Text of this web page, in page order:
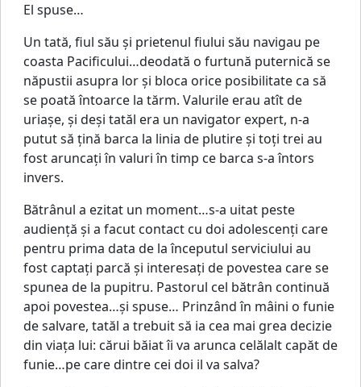
El spuse…
Un tată, fiul său şi prietenul fiului său navigau pe
coasta Pacificului…deodată o furtună puternică se
năpustii asupra lor şi bloca orice posibilitate ca să
se poată întoarce la tărm. Valurile erau atît de
uriaşe, şi deşi tatăl era un navigator expert, n-a
putut să ţină barca la linia de plutire şi toţi trei au
fost aruncaţi în valuri în timp ce barca s-a întors
invers.
Bătrânul a ezitat un moment…s-a uitat peste
audienţă şi a facut contact cu doi adolescenţi care
pentru prima data de la începutul serviciului au
fost captaţi parcă şi interesaţi de povestea care se
spunea de la pupitru. Pastorul cel bătrân continuă
apoi povestea…şi spuse… Prinzând în mâini o funie
de salvare, tatăl a trebuit să ia cea mai grea decizie
din viaţa lui: cărui băiat îi va arunca celălalt capăt de
funie…pe care dintre cei doi il va salva?